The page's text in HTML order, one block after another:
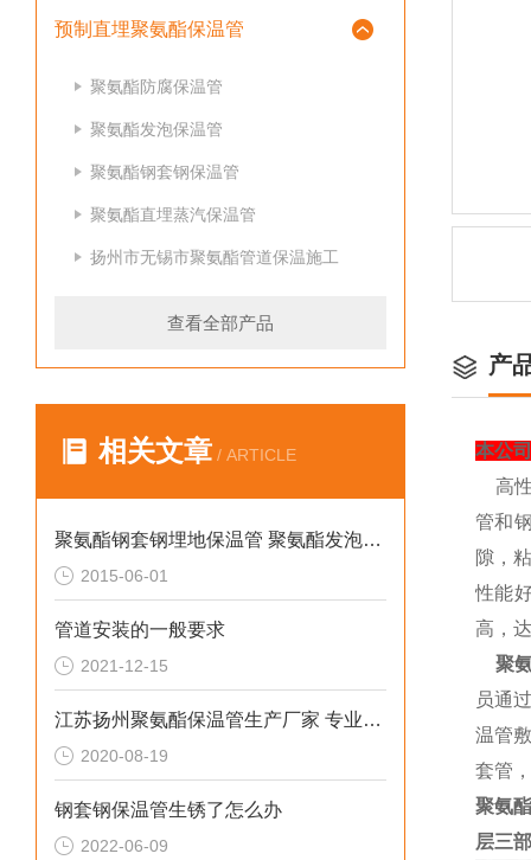
预制直埋聚氨酯保温管
聚氨酯防腐保温管
聚氨酯发泡保温管
聚氨酯钢套钢保温管
聚氨酯直埋蒸汽保温管
扬州市无锡市聚氨酯管道保温施工
查看全部产品
相关文章 / ARTICLE
聚氨酯钢套钢埋地保温管 聚氨酯发泡保温管
2015-06-01
管道安装的一般要求
2021-12-15
江苏扬州聚氨酯保温管生产厂家 专业防腐保温
2020-08-19
钢套钢保温管生锈了怎么办
2022-06-09
产
本公
高
管和
隙，
性能
高，
聚
员通
温管
套管
聚氨
层三